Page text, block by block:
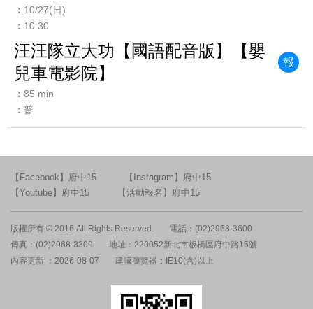
10/27(日)
10:30
汪汪隊立大功【國語配音版】【嬰
兒車電影院】
報
85 min
普
【Facebook】府中15
【Instagram】府中15
【Youtube】府中15
【活動報名】府中15
版權所有 © 2016 All Rights Reserved.
電話：(02)2968-3600
傳真：(02)2968-3309
地址：220052新北市板橋區府中路15號
內容更新 ：2026-08-07
建議瀏覽器：IE10(含)以上